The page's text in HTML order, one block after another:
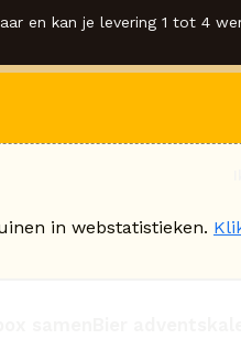
en kan je levering 1 tot 4
samen
in webstatistieken.